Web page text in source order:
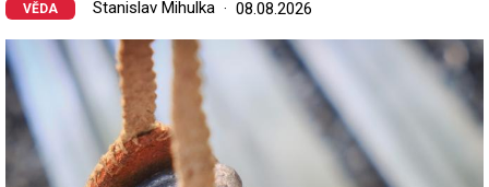
VĚDA Stanislav Mihulka 08.08.2026
Image